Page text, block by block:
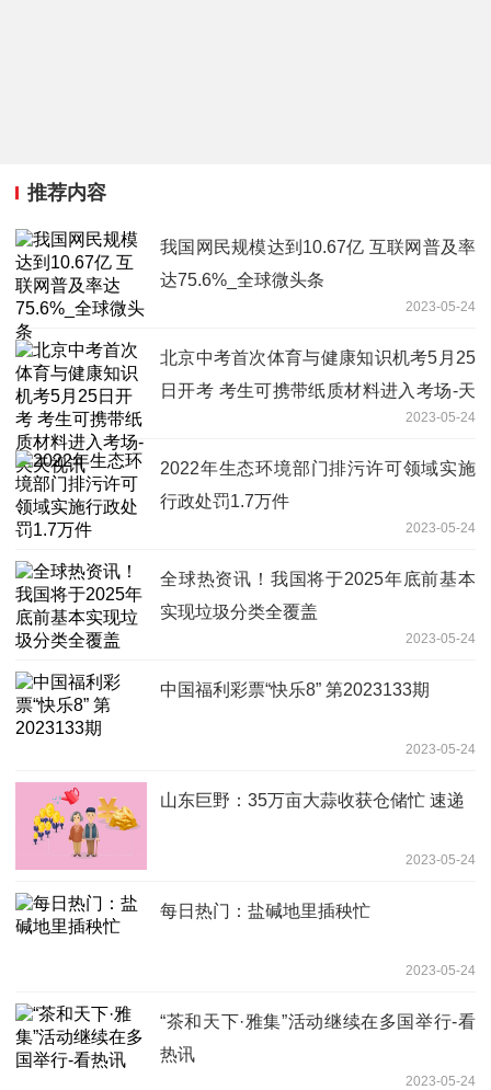
推荐内容
我国网民规模达到10.67亿 互联网普及率
达75.6%_全球微头条
2023-05-24
北京中考首次体育与健康知识机考5月25
日开考 考生可携带纸质材料进入考场-天
2023-05-24
2022年生态环境部门排污许可领域实施
行政处罚1.7万件
2023-05-24
全球热资讯！我国将于2025年底前基本
实现垃圾分类全覆盖
2023-05-24
中国福利彩票“快乐8” 第2023133期
2023-05-24
山东巨野：35万亩大蒜收获仓储忙 速递
2023-05-24
每日热门：盐碱地里插秧忙
2023-05-24
“茶和天下·雅集”活动继续在多国举行-看
热讯
2023-05-24